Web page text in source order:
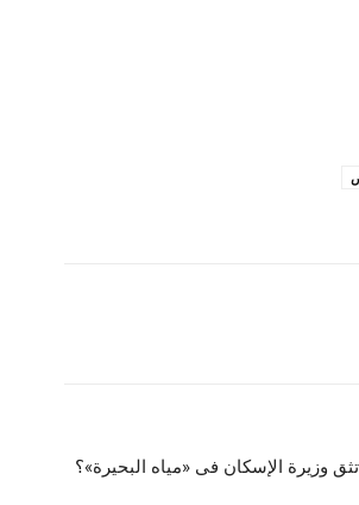
وزيرة الإسكان فى «مياه البحيرة»؟